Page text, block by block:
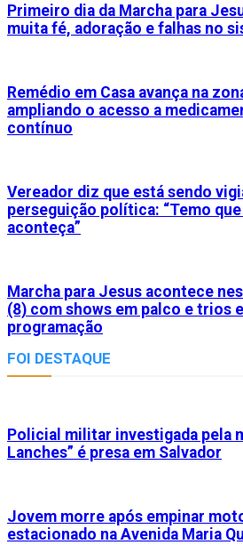
Primeiro dia da Marcha para
muita fé, adoração e falhas no
Remédio em Casa avança na
ampliando o acesso a
contínuo
Vereador diz que está sendo
perseguição política: “Temo
aconteça”
Marcha para Jesus acontece
(8) com shows em palco e trios
programação
FOI DESTAQUE
Policial militar investigada pela
Lanches” é presa em Salvador
Jovem morre após empinar
estacionado na Avenida Maria